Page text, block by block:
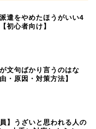
遣をやめたほうがいい4
初心者向け】
文句ばかり言うのはな
・原因・対策方法】
員】うざいと思われる人の